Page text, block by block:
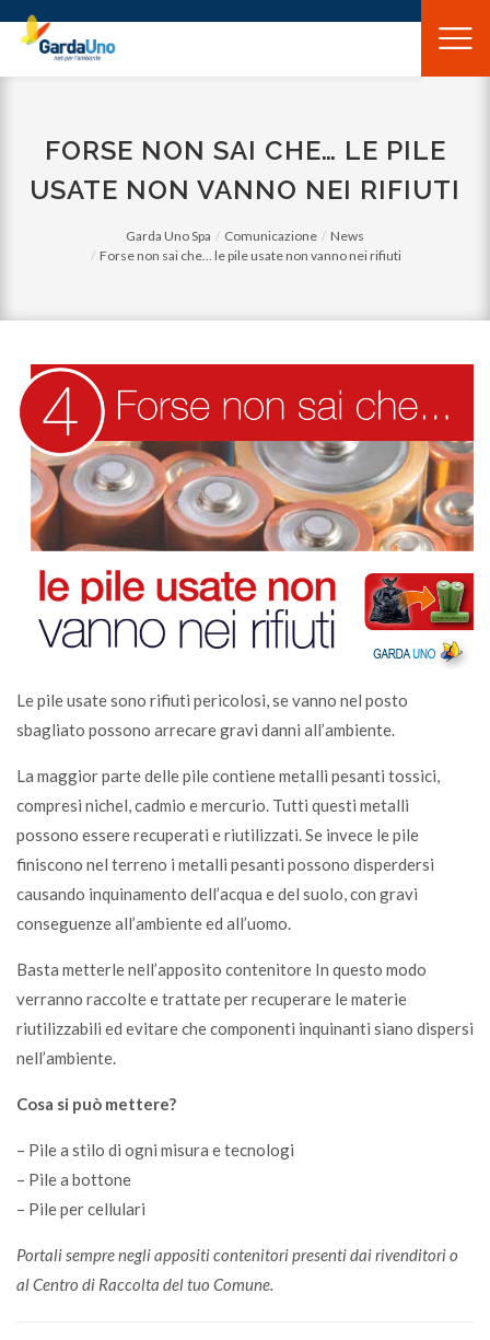
Gardauno
Spa
FORSE NON SAI CHE… LE PILE
USATE NON VANNO NEI RIFIUTI
Garda Uno Spa Comunicazione
News
Forse non sai che… le pile usate non vanno nei rifiuti
Le pile usate sono rifiuti pericolosi, se vanno nel posto
sbagliato possono arrecare gravi danni all’ambiente.
La maggior parte delle pile contiene metalli pesanti tossici,
compresi nichel, cadmio e mercurio. Tutti questi metalli
possono essere recuperati e riutilizzati. Se invece le pile
finiscono nel terreno i metalli pesanti possono disperdersi
causando inquinamento dell’acqua e del suolo, con gravi
conseguenze all’ambiente ed all’uomo.
Basta metterle nell’apposito contenitore In questo modo
verranno raccolte e trattate per recuperare le materie
riutilizzabili ed evitare che componenti inquinanti siano dispersi
nell’ambiente.
Cosa si può mettere?
– Pile a stilo di ogni misura e tecnologi
– Pile a bottone
– Pile per cellulari
Portali sempre negli appositi contenitori presenti dai rivenditori o
al Centro di Raccolta del tuo Comune.